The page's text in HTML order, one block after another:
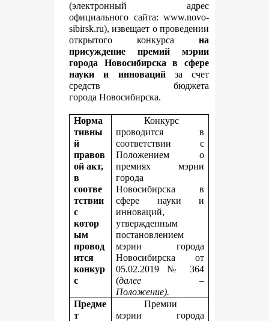
(электронный адрес
официального сайта: www.novo-
sibirsk.ru), извещает о проведении
открытого конкурса на
присуждение премий мэрии
города Новосибирска в сфере
науки и инноваций за счет
средств бюджета
города Новосибирска.
Норма
тивны
й
правов
ой акт,
в
соотве
тствии
с
котор
ым
провод
ится
конкур
с
Конкурс
проводится в
соответствии с
Положением о
премиях мэрии
города
Новосибирска в
сфере науки и
инноваций,
утвержденным
постановлением
мэрии города
Новосибирска от
05.02.2019 № 364
(далее –
Положение).
Предме
т
Премии
мэрии города